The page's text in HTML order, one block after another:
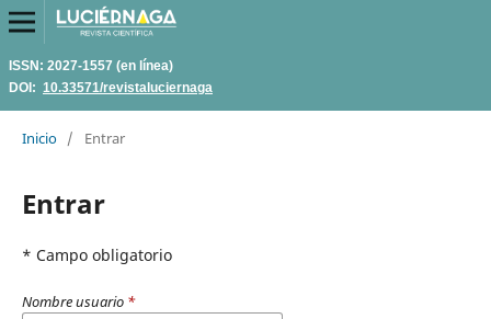
ISSN: 2027-1557 (en línea)
DOI: 10.33571/revistaluciernaga
Inicio / Entrar
Entrar
* Campo obligatorio
Nombre usuario *